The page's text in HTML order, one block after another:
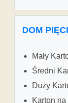
DOM
Mały
Średni
Duży
Karton